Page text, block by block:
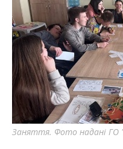
Заняття. Фото надані ГО